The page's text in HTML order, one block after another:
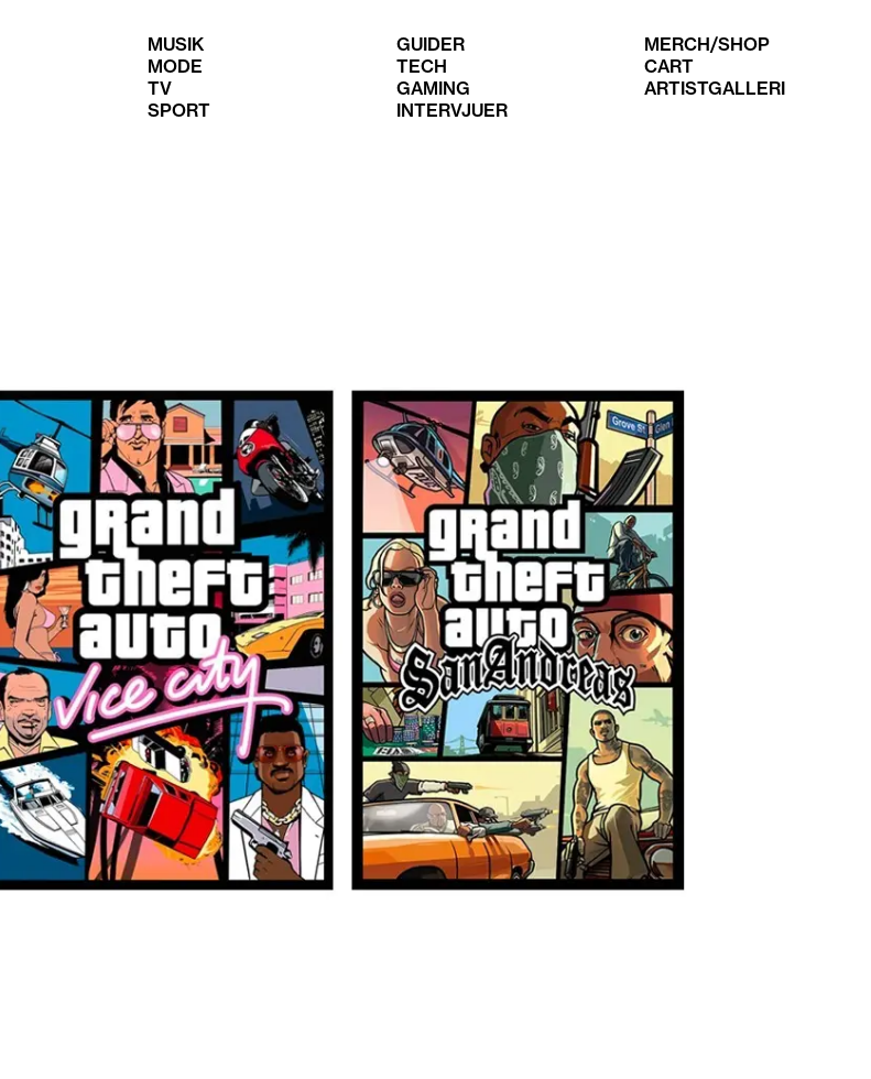
MUSIK
MODE
TV
SPORT
GUIDER
TECH
GAMING
INTERVJUER
MERCH/SHOP
CART
ARTISTGALLERI